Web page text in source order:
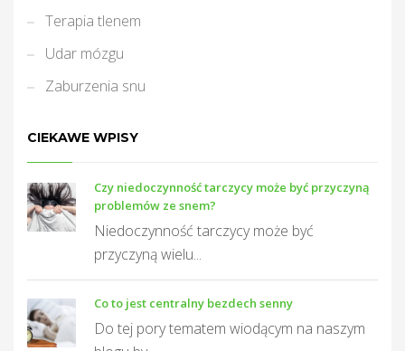
Terapia tlenem
Udar mózgu
Zaburzenia snu
CIEKAWE WPISY
Czy niedoczynność tarczycy może być przyczyną
problemów ze snem?
Niedoczynność tarczycy może być
przyczyną wielu...
Co to jest centralny bezdech senny
Do tej pory tematem wiodącym na naszym